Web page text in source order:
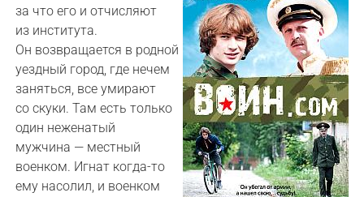
за что его и отчисляют
из института.
Он возвращается в родной
уездный город, где нечем
заняться, все умирают
со скуки. Там есть только
один неженатый
мужчина — местный
военком. Игнат когда-то
ему насолил, и военком